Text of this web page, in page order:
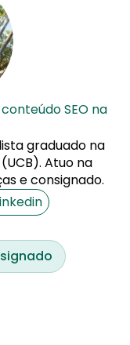
SEO na
graduado na
Atuo na
e consignado.